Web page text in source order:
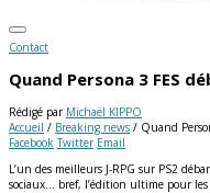
Contact
Quand Persona 3 FES
Rédigé par Michaël KIPPO
Accueil / Breaking news / Quand
Facebook Twitter Email
L’un des meilleurs J-RPG sur PS2
sociaux… bref, l’édition ultime pour les